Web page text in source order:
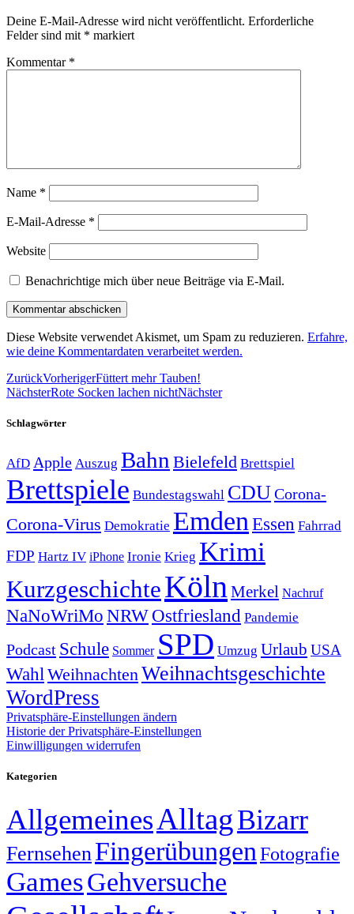
Deine E-Mail-Adresse wird nicht veröffentlicht. Erforderliche
Felder sind mit * markiert
Kommentar *
Name *
E-Mail-Adresse *
Website
Benachrichtige mich über neue Beiträge via E-Mail.
Diese Website verwendet Akismet, um Spam zu reduzieren. Erfahre,
wie deine Kommentardaten verarbeitet werden.
ZurückVorherigerFüttert mehr Tauben!
NächsterRote Socken lachen nichtNächster
Schlagwörter
AfD Apple Auszug Bahn Bielefeld Brettspiel
Brettspiele Bundestagswahl CDUCorona-
Corona-Virus Demokratie Emden Essen Fahrrad
FDP Hartz IV iPhone Ironie Krieg Krimi
KurzgeschichteKölnMerkel Nachruf
NaNoWriMo NRWOstfriesland Pandemie
Podcast Schule Sommer SPD Umzug Urlaub USA
WahlWeihnachtenWeihnachtsgeschichte
WordPress
Privatsphäre-Einstellungen ändern
Historie der Privatsphäre-Einstellungen
Einwilligungen widerrufen
Kategorien
AllgemeinesAlltagBizarr
Fernsehen Fingerübungen Fotografie
GamesGehversuche